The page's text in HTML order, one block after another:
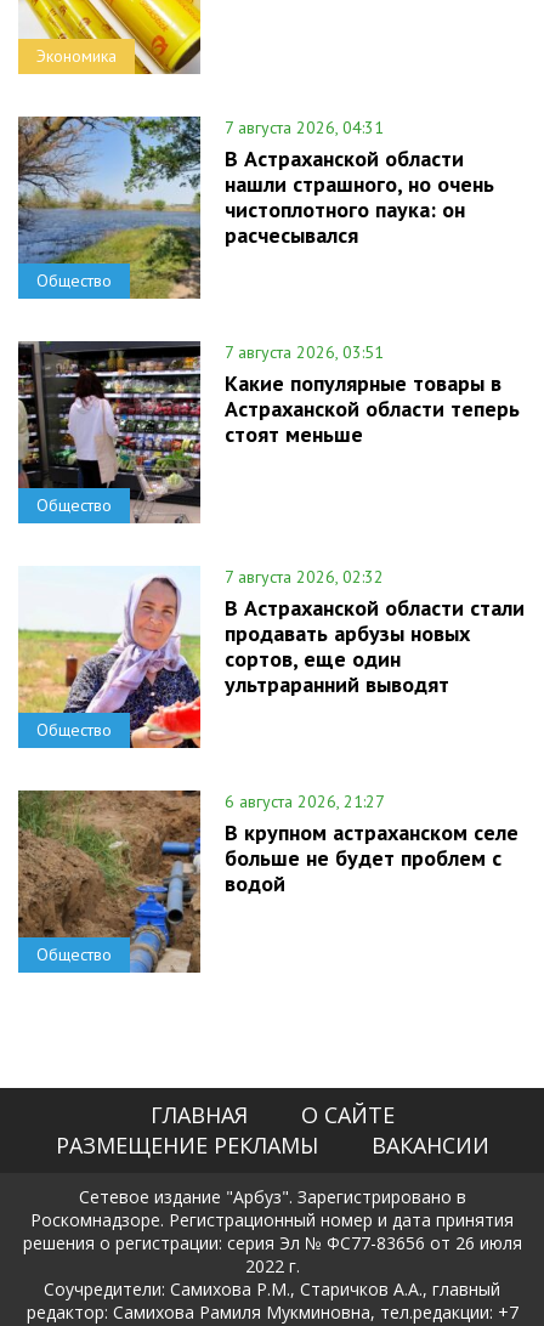
Экономика
Общество
7 августа 2026, 04:31
В Астраханской области
нашли страшного, но очень
чистоплотного паука: он
расчесывался
Общество
7 августа 2026, 03:51
Какие популярные товары в
Астраханской области теперь
стоят меньше
Общество
7 августа 2026, 02:32
В Астраханской области стали
продавать арбузы новых
сортов, еще один
ультраранний выводят
Общество
6 августа 2026, 21:27
В крупном астраханском селе
больше не будет проблем с
водой
ГЛАВНАЯ
О САЙТЕ
РАЗМЕЩЕНИЕ РЕКЛАМЫ
ВАКАНСИИ
Сетевое издание "Арбуз". Зарегистрировано в
Роскомнадзоре. Регистрационный номер и дата принятия
решения о регистрации: серия Эл № ФС77-83656 от 26 июля
2022 г.
Соучредители: Самихова Р.М., Старичков А.А., главный
редактор: Самихова Рамиля Мукминовна, тел.редакции: +7